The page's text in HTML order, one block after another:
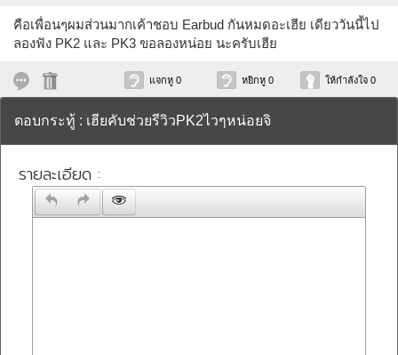
คือเพื่อนๆผมส่วนมากเค้าชอบ Earbud กันหมดอะเฮีย เดียววันนี้ไป
ลองฟัง PK2 และ PK3 ขอลองหน่อย นะครับเฮีย
แจกหู 0 หยิกหู 0 ให้กำลังใจ 0
ตอบกระทู้ : เฮียคับช่วยรีวิวPK2ไวๆหน่อยจิ
รายละเอียด :